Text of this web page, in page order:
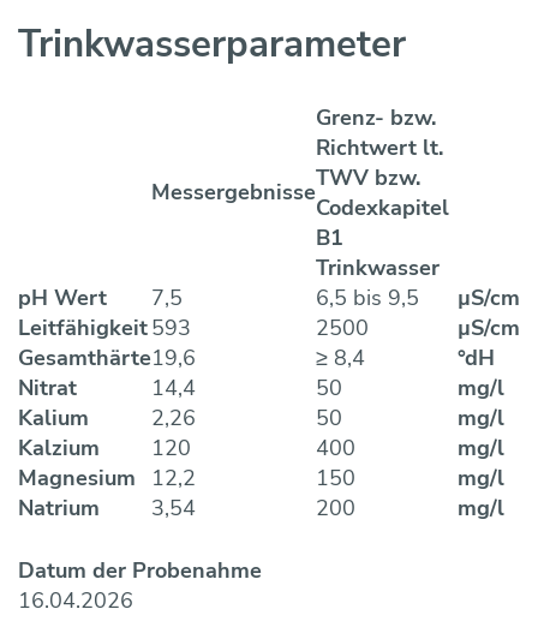
Trinkwasser­parameter
Messergebnisse
Grenz- bzw.
Richtwert lt.
TWV bzw.
Codexkapitel
B1
Trinkwasser
pH Wert
7,5 6,5 bis 9,5
µS/cm
Leitfähigkeit593 2500
µS/cm
Gesamthärte19,6 ≥ 8,4
°dH
Nitrat
14,4 50
mg/l
Kalium
2,26 50
mg/l
Kalzium
120 400
mg/l
Magnesium
12,2 150
mg/l
Natrium
3,54 200 mg/l
Datum der Probenahme
16.04.2026